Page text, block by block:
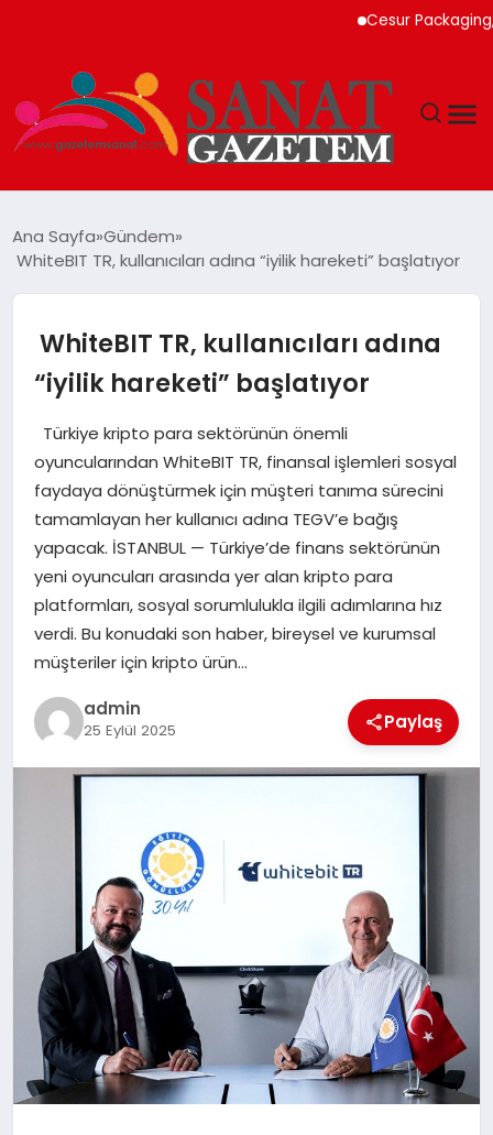
Cesur Packaging,
TEKNOLOJI
SIYASET
SPOR
YAŞAM
EKONOMI
SAĞLIK
DÜNYA
EĞITIM
Ana Sayfa Gündem
WhiteBIT TR, kullanıcıları adına “iyilik hareketi” başlatıyor
WhiteBIT TR, kullanıcıları adına
“iyilik hareketi” başlatıyor
Türkiye kripto para sektörünün önemli
oyuncularından WhiteBIT TR, finansal işlemleri sosyal
faydaya dönüştürmek için müşteri tanıma sürecini
tamamlayan her kullanıcı adına TEGV’e bağış
yapacak. İSTANBUL — Türkiye’de finans sektörünün
yeni oyuncuları arasında yer alan kripto para
platformları, sosyal sorumlulukla ilgili adımlarına hız
verdi. Bu konudaki son haber, bireysel ve kurumsal
müşteriler için kripto ürün…
admin
25 Eylül 2025 Paylaş